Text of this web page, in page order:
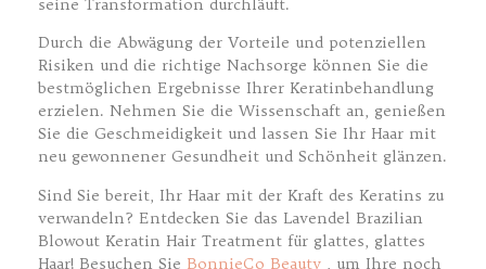
seine Transformation durchläuft.
Durch die Abwägung der Vorteile und potenziellen
Risiken und die richtige Nachsorge können Sie die
bestmöglichen Ergebnisse Ihrer Keratinbehandlung
erzielen. Nehmen Sie die Wissenschaft an, genießen
Sie die Geschmeidigkeit und lassen Sie Ihr Haar mit
neu gewonnener Gesundheit und Schönheit glänzen.
Sind Sie bereit, Ihr Haar mit der Kraft des Keratins zu
verwandeln? Entdecken Sie das Lavendel Brazilian
Blowout Keratin Hair Treatment für glattes, glattes
Haar! Besuchen Sie BonnieCo Beauty , um Ihre noch